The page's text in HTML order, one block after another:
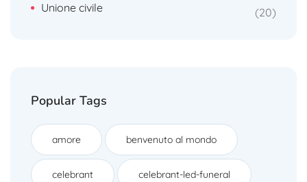
Unione civile 20
Popular Tags
amore benvenuto al mondo
celebrant celebrant-led-funeral